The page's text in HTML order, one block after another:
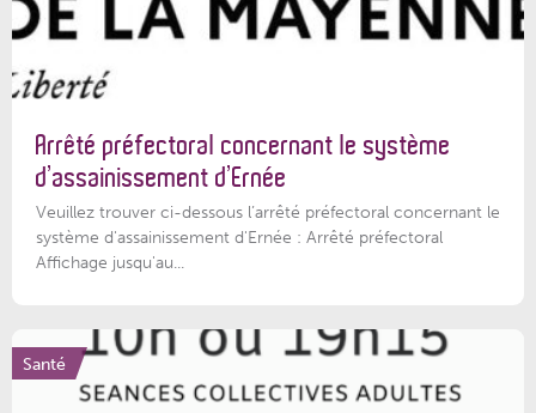
Arrêté préfectoral concernant le système
d’assainissement d’Ernée
Veuillez trouver ci-dessous l’arrêté préfectoral concernant le
système d'assainissement d'Ernée : Arrêté préfectoral
Affichage jusqu'au...
Santé